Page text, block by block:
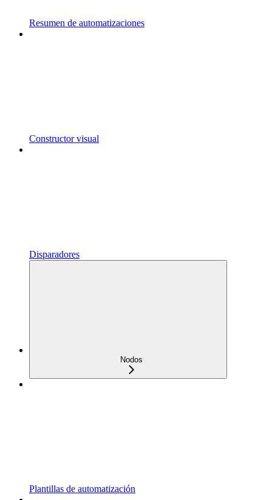
Resumen de automatizaciones
Constructor visual
Disparadores
Nodos
Plantillas de automatización